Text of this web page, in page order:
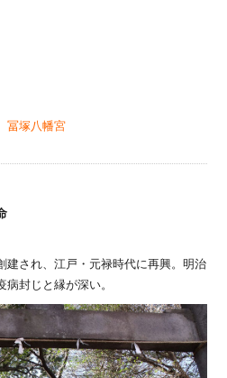
冨塚八幡宮
建され、江戸・元禄時代に再興。明治
封じと縁が深い。